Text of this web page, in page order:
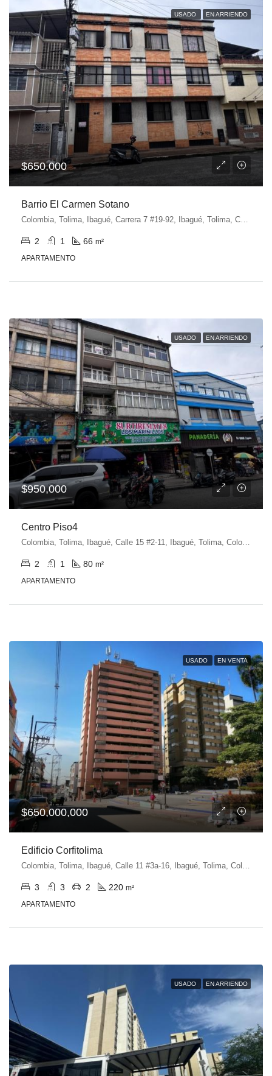
USADO EN ARRIENDO
$650,000
Barrio El Carmen Sotano
2 1 66 m²
APARTAMENTO
USADO EN ARRIENDO
$950,000
Centro Piso4
Colombia, Tolima, Ibagué, Calle 15 #2-11, Ibagué, Tolima, Colombia
2 1 80 m²
APARTAMENTO
USADO EN VENTA
$650,000,000
Edificio Corfitolima
3 3 2 220 m²
APARTAMENTO
USADO EN ARRIENDO